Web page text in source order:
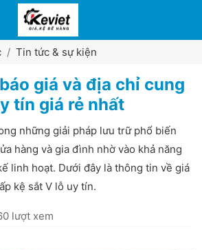
Tin tức & sự kiện
giá và địa chỉ cung
tín giá rẻ nhất
những giải pháp lưu trữ phổ biến
hàng và gia đình nhờ vào khả năng
linh hoạt. Dưới đây là thông tin về giá
kệ sắt V lỗ uy tín.
lượt xem